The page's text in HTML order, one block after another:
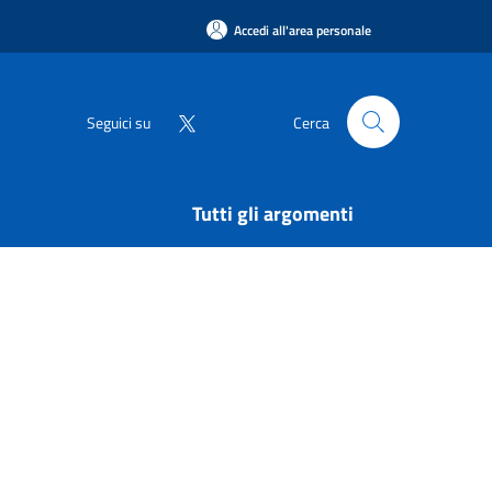
Accedi all'area personale
Seguici su Cerca
Tutti gli argomenti